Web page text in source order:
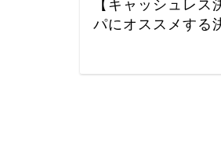
【キャッシュレ
パにオススメする